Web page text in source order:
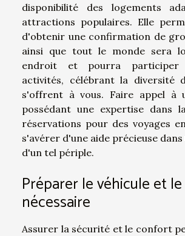
disponibilité des logements
attractions populaires. Elle
d'obtenir une confirmation de
ainsi que tout le monde sera
endroit et pourra participer
activités, célébrant la diversité
s'offrent à vous. Faire appel à
possédant une expertise dans
réservations pour des voyages
s'avérer d'une aide précieuse
d'un tel périple.
Préparer le véhicule et
nécessaire
Assurer la sécurité et le confort